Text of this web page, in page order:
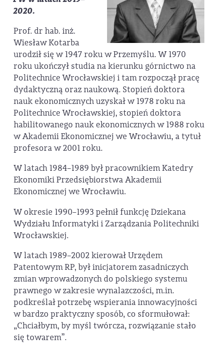
2020.
Prof. dr hab. inż.
Wiesław Kotarba
urodził się w 1947 roku w Przemyślu. W 1970
roku ukończył studia na kierunku górnictwo na
Politechnice Wrocławskiej i tam rozpoczął pracę
dydaktyczną oraz naukową. Stopień doktora
nauk ekonomicznych uzyskał w 1978 roku na
Politechnice Wrocławskiej, stopień doktora
habilitowanego nauk ekonomicznych w 1988 roku
w Akademii Ekonomicznej we Wrocławiu, a tytuł
profesora w 2001 roku.
W latach 1984–1989 był pracownikiem Katedry
Ekonomiki Przedsiębiorstwa Akademii
Ekonomicznej we Wrocławiu.
W okresie 1990–1993 pełnił funkcję Dziekana
Wydziału Informatyki i Zarządzania Politechniki
Wrocławskiej.
W latach 1989–2002 kierował Urzędem
Patentowym RP, był inicjatorem zasadniczych
zmian wprowadzonych do polskiego systemu
prawnego w zakresie wynalazczości, m.in.
podkreślał potrzebę wspierania innowacyjności
w bardzo praktyczny sposób, co sformułował:
„Chciałbym, by myśl twórcza, rozwiązanie stało
się towarem”.